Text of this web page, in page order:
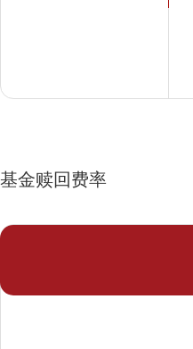
基金赎回费率